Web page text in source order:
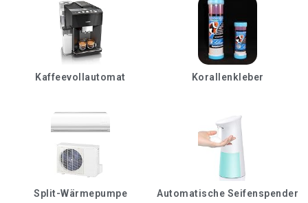
Kaffeevollautomat Korallenkleber
Split-Wärmepumpe Automatische Seifenspender